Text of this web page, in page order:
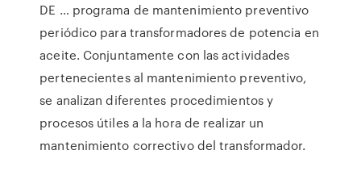
DE … programa de mantenimiento preventivo
periódico para transformadores de potencia en
aceite. Conjuntamente con las actividades
pertenecientes al mantenimiento preventivo,
se analizan diferentes procedimientos y
procesos útiles a la hora de realizar un
mantenimiento correctivo del transformador.